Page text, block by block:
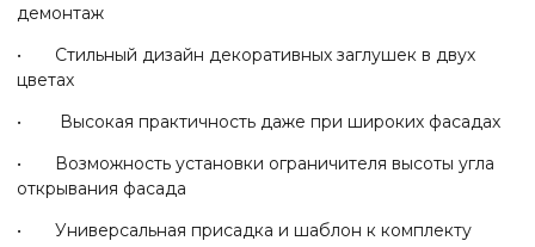
демонтаж
• Стильный дизайн декоративных заглушек в двух
цветах
• Высокая практичность даже при широких фасадах
• Возможность установки ограничителя высоты угла
открывания фасада
• Универсальная присадка и шаблон к комплекту